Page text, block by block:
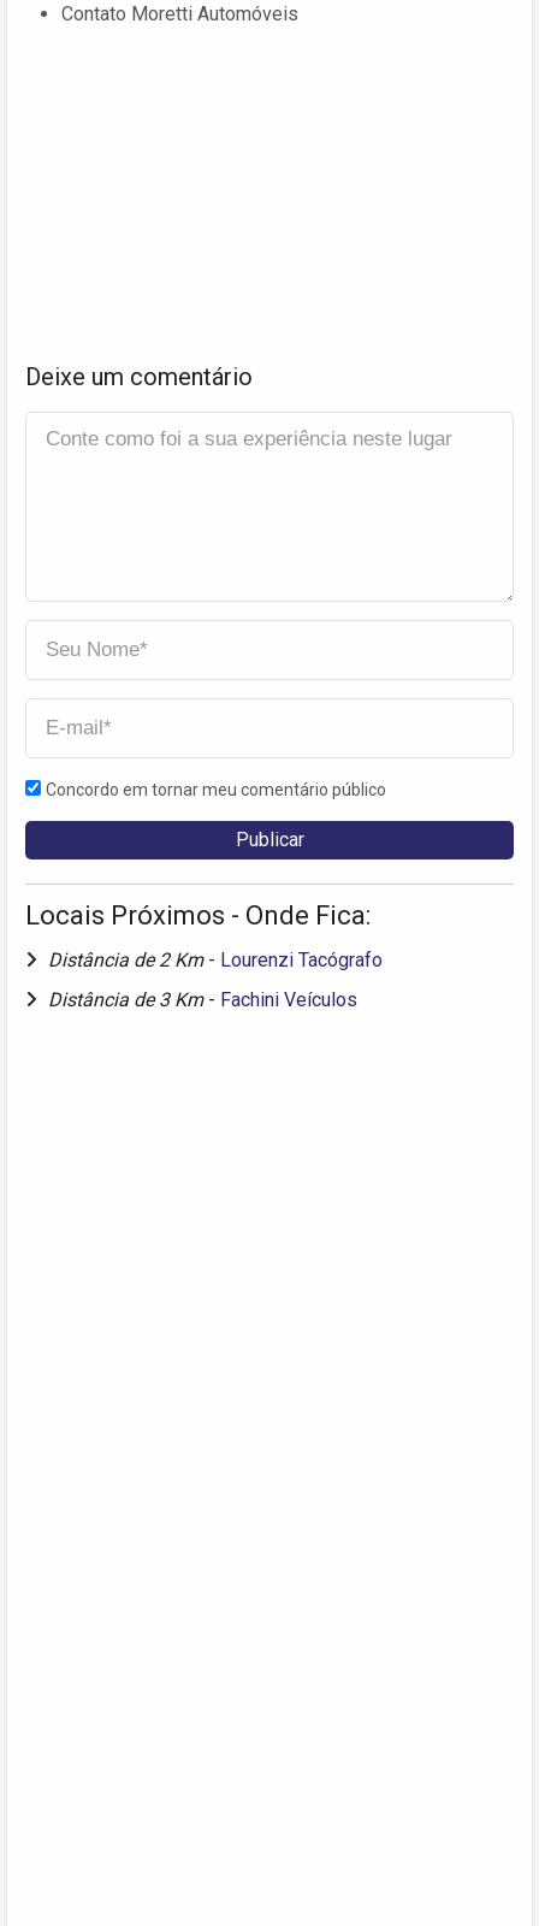
Contato Moretti Automóveis
Deixe um comentário
Concordo em tornar meu comentário público
Locais Próximos - Onde Fica:
Distância de 2 Km - Lourenzi Tacógrafo
Distância de 3 Km - Fachini Veículos